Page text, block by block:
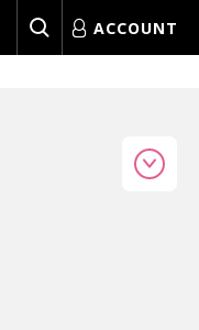
ACCOUNT